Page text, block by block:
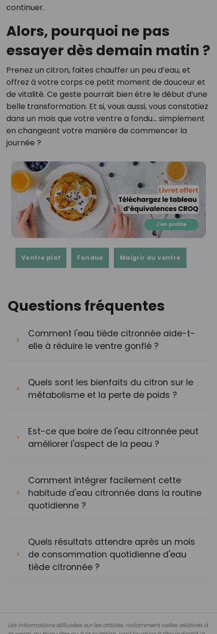
continuer.
Alors, pourquoi ne pas
essayer dès demain matin ?
Prenez un citron, faites chauffer un peu d’eau, et
offrez à votre corps ce petit moment de douceur et
de vitalité. Ce geste pourrait bien être le début d’une
belle transformation. Et si, vous aussi, vous constatiez
dans un mois que votre ventre a fondu... simplement
en changeant votre manière de commencer la
journée ?
Ventre plat Fondue Maigrir du ventre
Questions fréquentes
Comment l'eau tiède citronnée aide-t-
elle à réduire le ventre gonflé ?
Quels sont les bienfaits du citron sur le
métabolisme et la perte de poids ?
Est-ce que boire de l'eau citronnée peut
améliorer l'aspect de la peau ?
Comment intégrer facilement cette
habitude d'eau citronnée dans la routine
quotidienne ?
Quels résultats attendre après un mois
de consommation quotidienne d'eau
tiède citronnée ?
Les informations diffusées sur les articles, notamment celles relatives à